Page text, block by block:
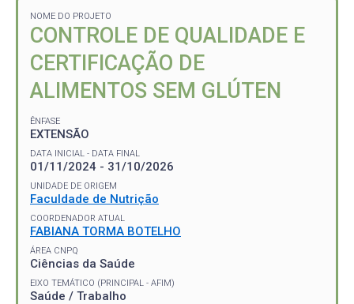
NOME DO PROJETO
CONTROLE DE QUALIDADE E
CERTIFICAÇÃO DE
ALIMENTOS SEM GLÚTEN
ÊNFASE
EXTENSÃO
DATA INICIAL - DATA FINAL
01/11/2024 - 31/10/2026
UNIDADE DE ORIGEM
Faculdade de Nutrição
COORDENADOR ATUAL
FABIANA TORMA BOTELHO
ÁREA CNPQ
Ciências da Saúde
EIXO TEMÁTICO (PRINCIPAL - AFIM)
Saúde / Trabalho